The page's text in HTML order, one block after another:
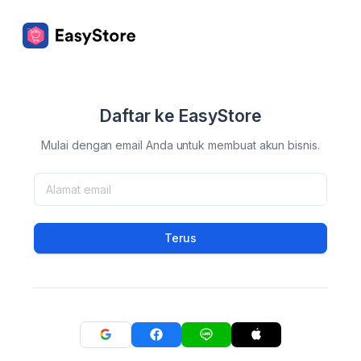
Daftar ke EasyStore
Mulai dengan email Anda untuk membuat akun bisnis.
Terus